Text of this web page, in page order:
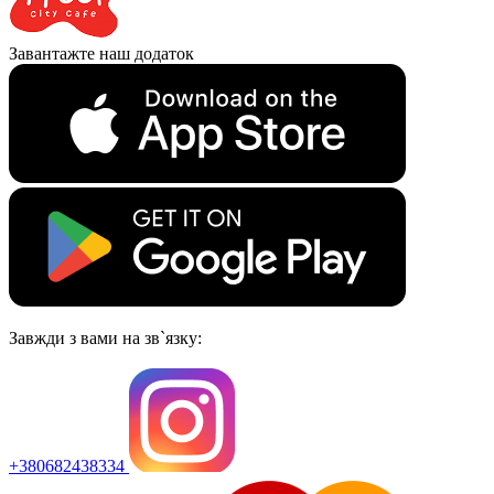
Завантажте наш додаток
Завжди з вами на зв`язку:
+380682438334